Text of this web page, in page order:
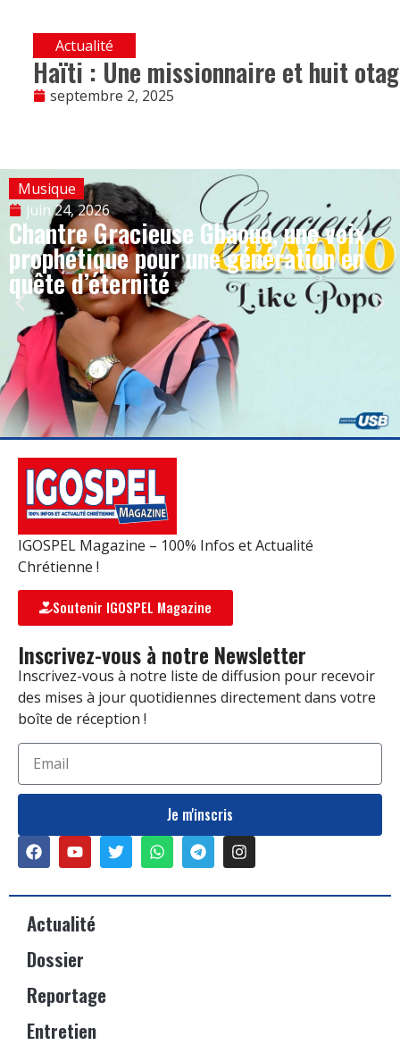
Actualité
Haïti : Une missionnaire et huit
septembre 2, 2025
Musique
juin 24, 2026
Chantre Gracieuse Gbaouo, une voix
prophétique pour une génération en
quête d’éternité
IGOSPEL Magazine – 100% Infos et Actualité
Chrétienne !
Soutenir IGOSPEL Magazine
Inscrivez-vous à notre Newsletter
Inscrivez-vous à notre liste de diffusion pour recevoir
des mises à jour quotidiennes directement dans votre
boîte de réception !
Je m'inscris
Actualité
Dossier
Reportage
Entretien